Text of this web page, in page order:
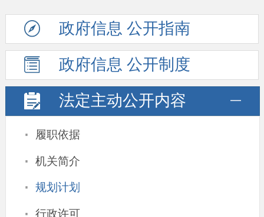
政府信息 公开指南
政府信息 公开制度
法定主动公开内容
· 履职依据
· 机关简介
· 规划计划
行政许可